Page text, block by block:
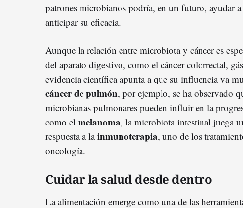
patrones microbianos podría, en un futuro, ayudar
anticipar su eficacia.
Aunque la relación entre microbiota y cáncer es
del aparato digestivo, como el cáncer colorrectal,
evidencia científica apunta a que su influencia va
cáncer de pulmón, por ejemplo, se ha observado
microbianas pulmonares pueden influir en la
como el melanoma, la microbiota intestinal juega
respuesta a lainmunoterapia, uno de los
oncología.
Cuidar la salud desde dentro
La alimentación emerge como una de las